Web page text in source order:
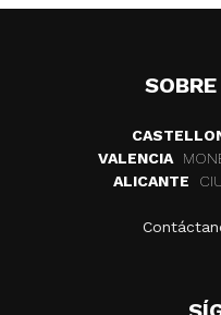
VALENCIA
ALICANTE